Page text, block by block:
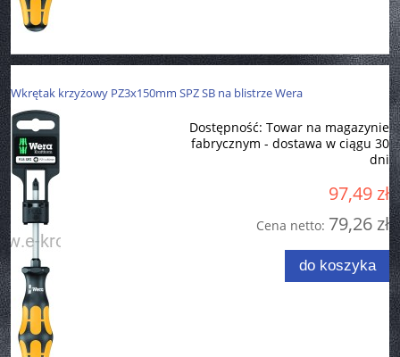
Wkrętak krzyżowy PZ3x150mm SPZ SB na blistrze Wera
Dostępność: Towar na magazynie
fabrycznym - dostawa w ciągu 30
dni
97,49 zł
Cena netto: 79,26 zł
do koszyka